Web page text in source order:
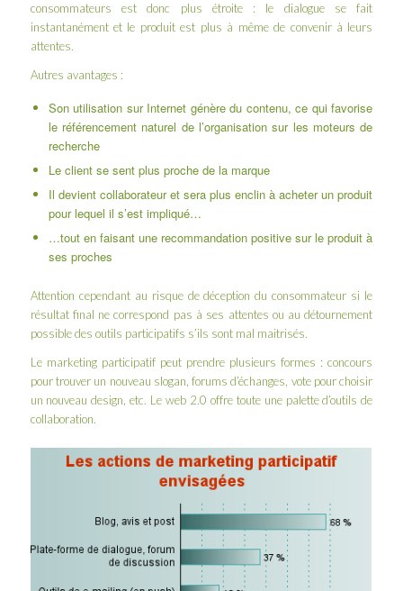
consommateurs est donc plus étroite : le dialogue se fait
instantanément et le produit est plus à même de convenir à leurs
attentes.
Autres avantages :
Son utilisation sur Internet génère du contenu, ce qui favorise
le référencement naturel de l’organisation sur les moteurs de
recherche
Le client se sent plus proche de la marque
Il devient collaborateur et sera plus enclin à acheter un produit
pour lequel il s’est impliqué…
…tout en faisant une recommandation positive sur le produit à
ses proches
Attention cependant au risque de déception du consommateur si le
résultat final ne correspond pas à ses attentes ou au détournement
possible des outils participatifs s’ils sont mal maitrisés.
Le marketing participatif peut prendre plusieurs formes : concours
pour trouver un nouveau slogan, forums d’échanges, vote pour choisir
un nouveau design, etc. Le web 2.0 offre toute une palette d’outils de
collaboration.